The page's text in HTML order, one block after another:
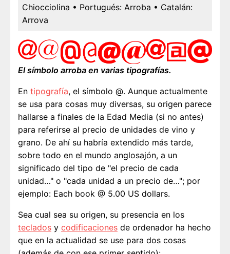
Chiocciolina • Portugués: Arroba • Catalán:
Arrova
El símbolo arroba en varias tipografías.
En tipografía, el símbolo @. Aunque actualmente
se usa para cosas muy diversas, su origen parece
hallarse a finales de la Edad Media (si no antes)
para referirse al precio de unidades de vino y
grano. De ahí su habría extendido más tarde,
sobre todo en el mundo anglosajón, a un
significado del tipo de "el precio de cada
unidad…" o "cada unidad a un precio de…"; por
ejemplo: Each book @ 5.00 US dollars.
Sea cual sea su origen, su presencia en los
teclados y codificaciones de ordenador ha hecho
que en la actualidad se use para dos cosas